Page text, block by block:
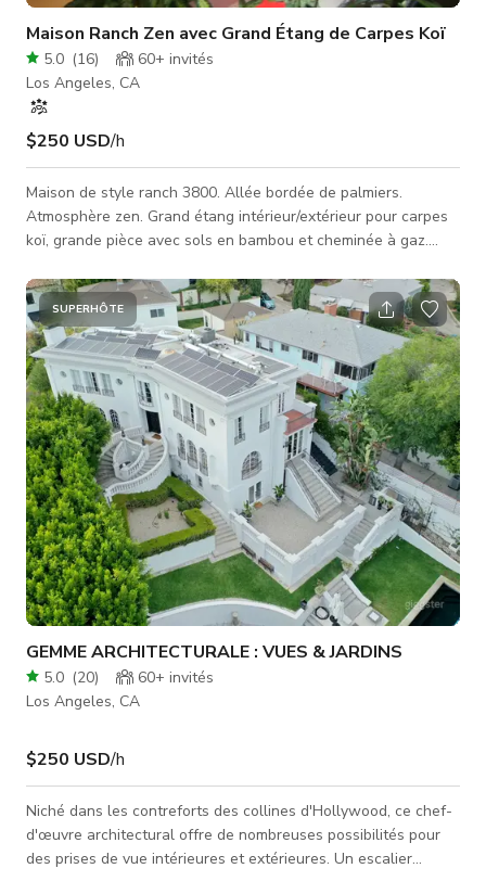
Maison Ranch Zen avec Grand Étang de Carpes Koï
5.0 (16) 60+ invités
Los Angeles, CA
$250 USD/h
Maison de style ranch 3800. Allée bordée de palmiers.
Atmosphère zen. Grand étang intérieur/extérieur pour carpes
koï, grande pièce avec sols en bambou et cheminée à gaz.
Cuisine gastronomique. Bureau avec cheminée. Grand espace
avant/arrière pour recevoir. Parking pour jusqu'à 15 voitures
sur la propriété. Zone favorable au tournage.
SUPERHÔTE
GEMME ARCHITECTURALE : VUES & JARDINS
5.0 (20) 60+ invités
Los Angeles, CA
$250 USD/h
Niché dans les contreforts des collines d'Hollywood, ce chef-
d'œuvre architectural offre de nombreuses possibilités pour
des prises de vue intérieures et extérieures. Un escalier